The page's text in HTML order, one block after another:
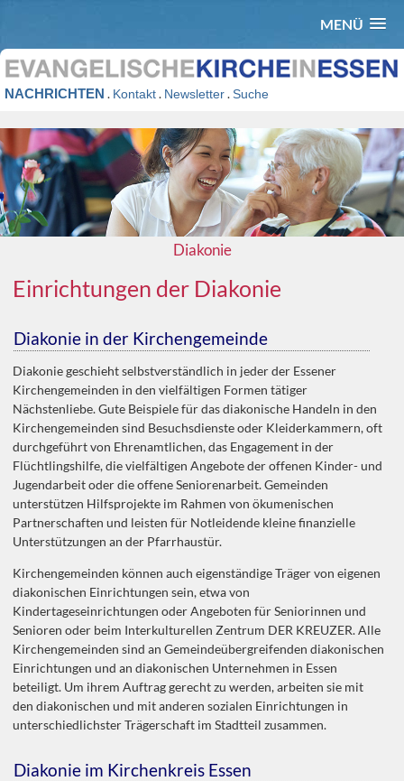
MENÜ
NACHRICHTEN . Kontakt. Newsletter.Suche
Diakonie
Einrichtungen der Diakonie
Diakonie in der Kirchengemeinde
Diakonie geschieht selbstverständlich in jeder der Essener
Kirchengemeinden in den vielfältigen Formen tätiger
Nächstenliebe. Gute Beispiele für das diakonische Handeln in den
Kirchengemeinden sind Besuchsdienste oder Kleiderkammern, oft
durchgeführt von Ehrenamtlichen, das Engagement in der
Flüchtlingshilfe, die vielfältigen Angebote der offenen Kinder- und
Jugendarbeit oder die offene Seniorenarbeit. Gemeinden
unterstützen Hilfsprojekte im Rahmen von ökumenischen
Partnerschaften und leisten für Notleidende kleine finanzielle
Unterstützungen an der Pfarrhaustür.
Kirchengemeinden können auch eigenständige Träger von eigenen
diakonischen Einrichtungen sein, etwa von
Kindertageseinrichtungen oder Angeboten für Seniorinnen und
Senioren oder beim Interkulturellen Zentrum DER KREUZER. Alle
Kirchengemeinden sind an Gemeindeübergreifenden diakonischen
Einrichtungen und an diakonischen Unternehmen in Essen
beteiligt. Um ihrem Auftrag gerecht zu werden, arbeiten sie mit
den diakonischen und mit anderen sozialen Einrichtungen in
unterschiedlichster Trägerschaft im Stadtteil zusammen.
Diakonie im Kirchenkreis Essen